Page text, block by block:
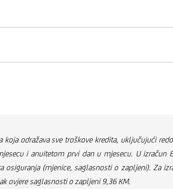
koja odražava sve troškove kredita, uključujući
i anuitetom prvi dan u mjesecu. U
(mjenice, saglasnosti o zapljeni). Za
ovjere saglasnosti o zapljeni 9,36 KM.